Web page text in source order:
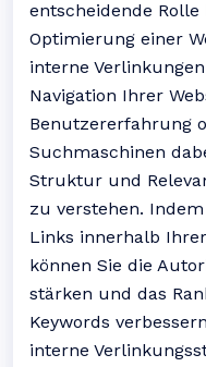
entscheidende Rolle
Optimierung einer
interne
Navigation Ihrer
Benutzererfahrung
Suchmaschinen
Struktur und
zu verstehen.
Links innerhalb
können Sie die
stärken und das
Keywords
interne